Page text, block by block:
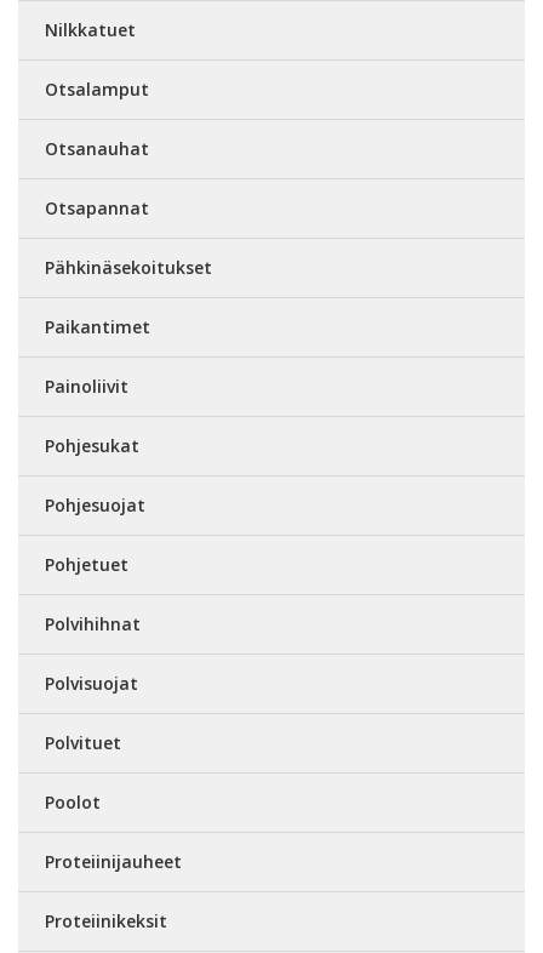
Nilkkatuet
Otsalamput
Otsanauhat
Otsapannat
Pähkinäsekoitukset
Paikantimet
Painoliivit
Pohjesukat
Pohjesuojat
Pohjetuet
Polvihihnat
Polvisuojat
Polvituet
Poolot
Proteiinijauheet
Proteiinikeksit